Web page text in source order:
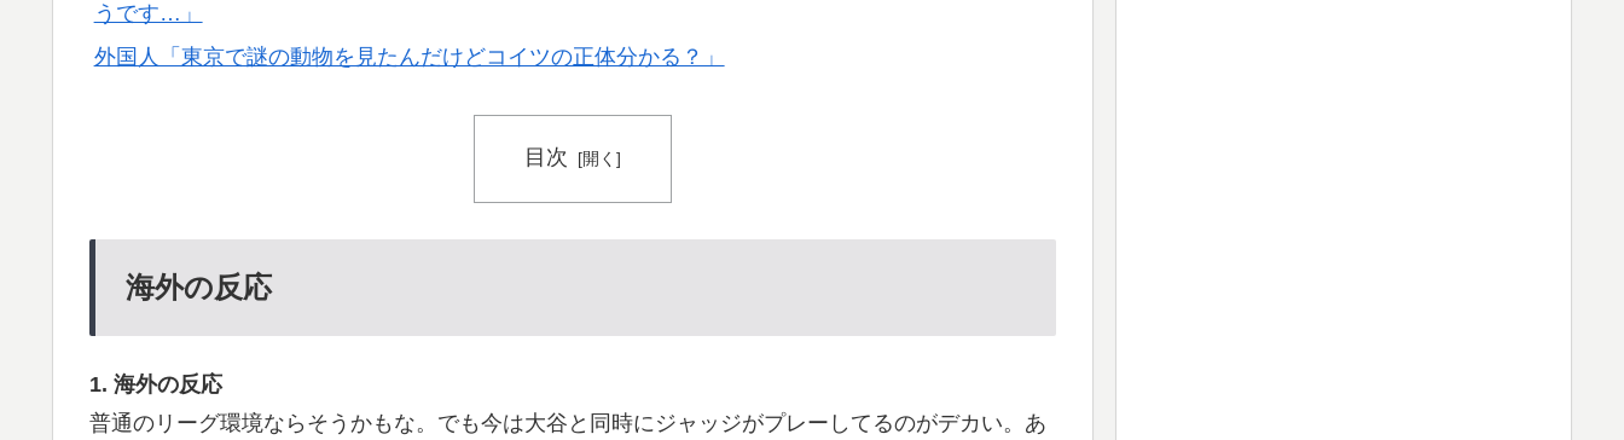
うです…」
外国人「東京で謎の動物を見たんだけどコイツの正体分かる？」
目次
海外の反応
1. 海外の反応
普通のリーグ環境ならそうかもな。でも今は大谷と同時にジャッジがプレーしてるのがデカい。あ